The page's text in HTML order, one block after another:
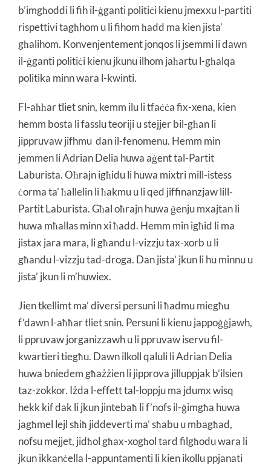
b’imgħoddi li fih il-ġganti politiċi kienu jmexxu l-partiti
rispettivi tagħhom u li fihom ħadd ma kien jista’
għalihom. Konvenjentement jonqos li jsemmi li dawn
il-ġganti politiċi kienu jkunu ilhom jaħartu l-għalqa
politika minn wara l-kwinti.
Fl-aħħar tliet snin, kemm ilu li tfaċċa fix-xena, kien
hemm bosta li fasslu teoriji u stejjer bil-għan li
jippruvaw jifhmu dan il-fenomenu. Hemm min
jemmen li Adrian Delia huwa aġent tal-Partit
Laburista. Oħrajn igħidu li huwa mixtri mill-istess
ċorma ta’ ħallelin li ħakmu u li qed jiffinanzjaw lill-
Partit Laburista. Għal oħrajn huwa ġenju mxajtan li
huwa mħallas minn xi ħadd. Hemm min igħid li ma
jistax jara mara, li għandu l-vizzju tax-xorb u li
għandu l-vizzju tad-droga. Dan jista’ jkun li hu minnu u
jista’ jkun li m’huwiex.
Jien tkellimt ma’ diversi persuni li ħadmu miegħu
f’dawn l-aħħar tliet snin. Persuni li kienu jappoġġjawh,
li ppruvaw jorganizzawh u li ppruvaw iservu fil-
kwartieri tiegħu. Dawn ilkoll qaluli li Adrian Delia
huwa bniedem għażżien li jipprova jilluppjak b’ilsien
taz-zokkor. Iżda l-effett tal-loppju ma jdumx wisq
hekk kif dak li jkun jintebaħ li f’nofs il-ġimgħa huwa
jagħmel lejl sħiħ jiddeverti ma’ sħabu u mbagħad,
nofsu mejjet, jidħol għax-xogħol tard filgħodu wara li
jkun ikkanċella l-appuntamenti li kien ikollu ppjanati